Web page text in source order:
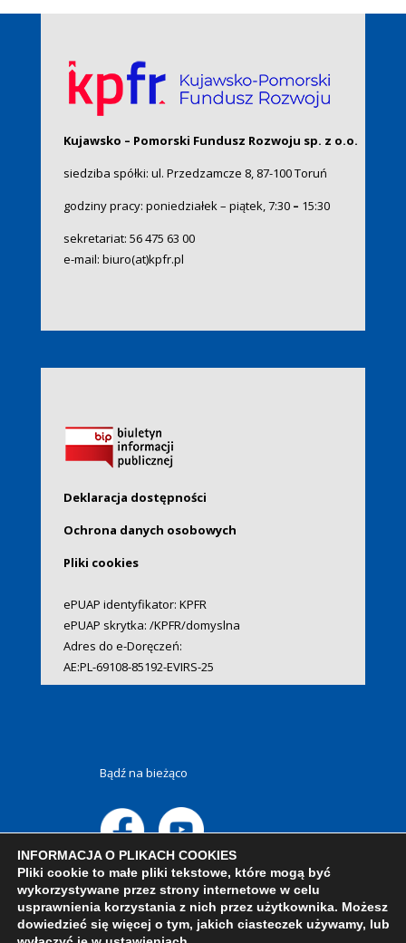
Kujawsko – Pomorski Fundusz Rozwoju sp. z o.o.
siedziba spółki: ul. Przedzamcze 8, 87-100 Toruń
godziny pracy: poniedziałek – piątek, 7:30– 15:30
sekretariat: 56 475 63 00
e-mail: biuro(at)kpfr.pl
Deklaracja dostępności
Ochrona danych osobowych
Pliki cookies
ePUAP identyfikator: KPFR
ePUAP skrytka: /KPFR/domyslna
Adres do e-Doręczeń:
AE:PL-69108-85192-EVIRS-25
Bądź na bieżąco
INFORMACJA O PLIKACH COOKIES
Pliki cookie to małe pliki tekstowe, które mogą być
wykorzystywane przez strony internetowe w celu
usprawnienia korzystania z nich przez użytkownika. Możesz
dowiedzieć się więcej o tym, jakich ciasteczek używamy, lub